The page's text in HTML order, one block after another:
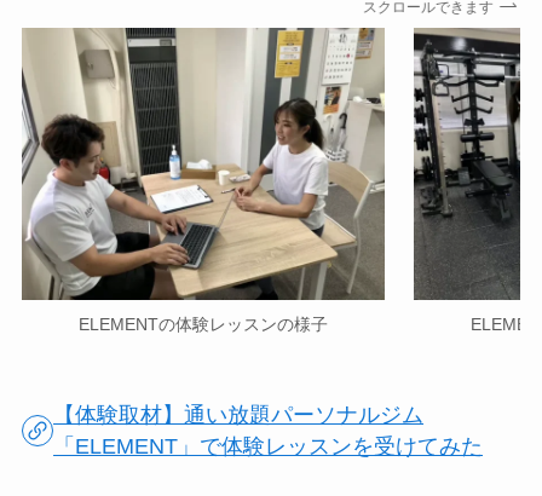
スクロールできます
ELEMENTの体験レッスンの様子
【体験取材】通い放題パーソナルジム
「ELEMENT」で体験レッスンを受けてみた